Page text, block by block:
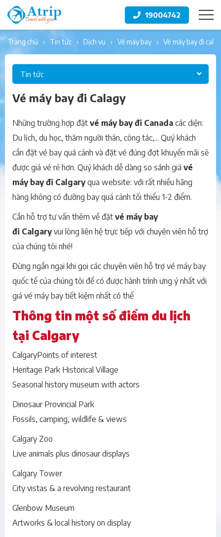
19004742
trang chủ tin tức dịch vụ vé máy bay vé máy bay đi
Tin tức
Vé máy bay đi Calagy
Những trường hợp đặt vé máy bay đi Canada các diện:
Du lịch, du học, thăm người thân, công tác,... Quý khách
cần đặt vé bay quá cảnh và đặt vé đúng đợt khuyến mãi sẽ
được giá vé rẻ hơn. Quý khách dễ dàng so sánh giá vé
máy bay đi Calgaryqua website: với rất nhiều hãng
hàng không có đường bay quá cảnh tối thiểu 1-2 điểm.
Cần hỗ trợ tư vấn thêm về đặt vé máy bay
đi Calgaryvui lòng liên hệ trực tiếp với chuyên viên hỗ trợ
của chúng tôi nhé!
Đừng ngần ngại khi gọi các chuyên viên hỗ trợ vé máy bay
quốc tế của chúng tôi để có được hành trình ưng ý nhất với
giá vé máy bay tiết kiệm nhất có thể
Thông tin một số điểm du lịch
tại Calgary
CalgaryPoints of interest
Heritage Park Historical Village
Seasonal history museum with actors
Dinosaur Provincial Park
Fossils, camping, wildlife & views
Calgary Zoo
Live animals plus dinosaur displays
Calgary Tower
City vistas & a revolving restaurant
Glenbow Museum
Artworks & local history on display